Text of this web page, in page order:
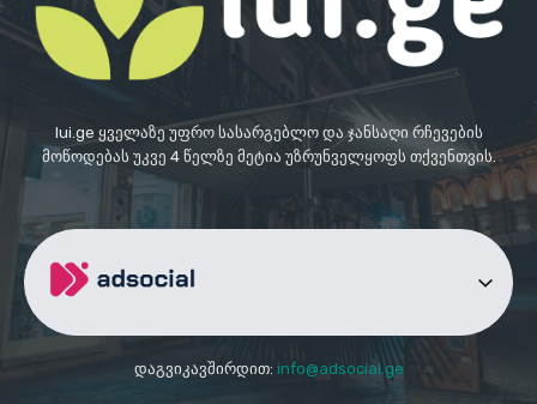
lui.ge ყველაზე უფრო სასარგებლო და ჯანსაღი რჩევების
მოწოდებას უკვე 4 წელზე მეტია უზრუნველყოფს თქვენთვის.
დაგვიკავშირდით: info@adsocial.ge